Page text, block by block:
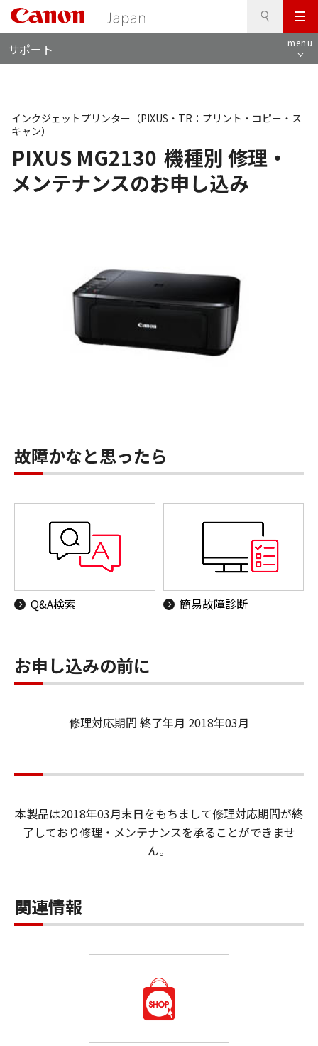
メ
ニ
ュ
サポート menu
PIXUS MG2130 機種別 修理・
メンテナンスのお申し込み
インクジェットプリンター（PIXUS・TR：プリント・コピー・ス
キャン）
故障かなと思ったら
Q&A検索 簡易故障診断
お申し込みの前に
修理対応期間 終了年月 2018年03月
本製品は2018年03月末日をもちまして修理対応期間が終
了しており修理・メンテナンスを承ることができませ
ん。
関連情報